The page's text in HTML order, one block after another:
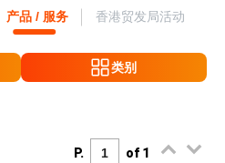
产品 / 服务 香港贸发局活动
类别
P. of 1